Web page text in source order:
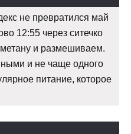
не превратился май
12:55 через ситечко
и размешиваем.
и не чаще одного
питание, которое